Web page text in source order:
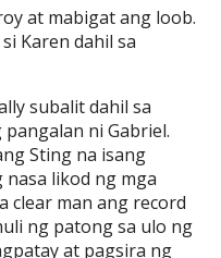
at mabigat ang loob.
Karen dahil sa
subalit dahil sa
ni Gabriel.
Sting na isang
nasa likod ng mga
clear man ang record
ng patong sa ulo ng
at pagsira ng